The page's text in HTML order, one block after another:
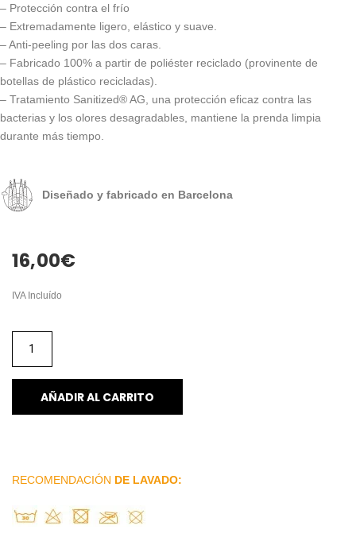
– Protección contra el frío
– Extremadamente ligero, elástico y suave.
– Anti-peeling por las dos caras.
– Fabricado 100% a partir de poliéster reciclado (provinente de
botellas de plástico recicladas).
– Tratamiento Sanitized® AG, una protección eficaz contra las
bacterias y los olores desagradables, mantiene la prenda limpia
durante más tiempo.
Diseñado y fabricado en Barcelona
16,00€
IVA Incluído
AÑADIR AL CARRITO
RECOMENDACIÓN DE LAVADO: